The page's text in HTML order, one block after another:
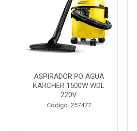
ASPIRADOR PO AGUA
KARCHER 1500W WDL
220V
Código: 257477